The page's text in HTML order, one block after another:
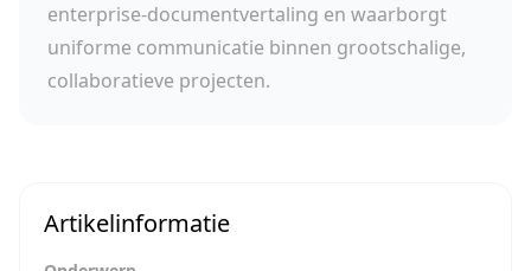
enterprise-documentvertaling en waarborgt
uniforme communicatie binnen grootschalige,
collaboratieve projecten.
Artikelinformatie